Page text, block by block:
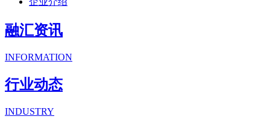
融汇资讯
INFORMATION
行业动态
INDUSTRY